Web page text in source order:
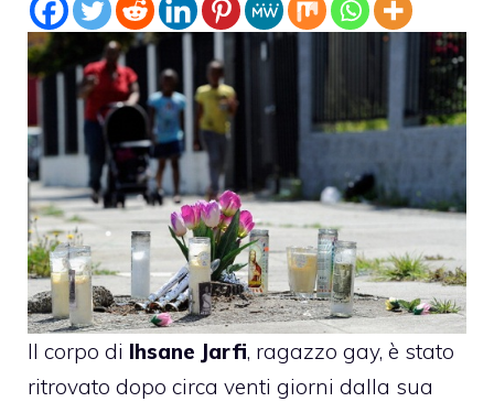
Il corpo di Ihsane Jarfi, ragazzo gay, è stato
ritrovato dopo circa venti giorni dalla sua